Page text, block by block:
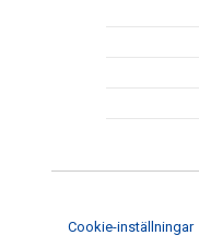
Cookie-inställningar